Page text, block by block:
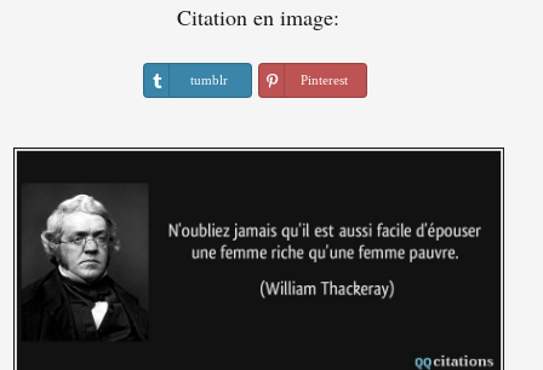
Citation en image:
tumblr Pinterest